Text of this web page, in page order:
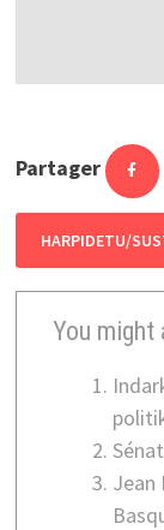
Partager
HARPIDETU/
You might
Jean